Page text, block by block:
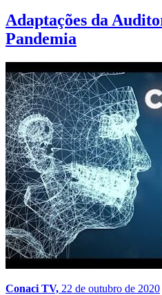
Adaptações da
Pandemia
Conaci TV, 22 de outubro de 2020